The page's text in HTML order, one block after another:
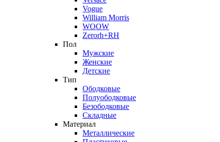
Vogue
William Morris
WOOW
Zerorh+RH
Пол
Мужские
Женские
Детские
Тип
Ободковые
Полуободковые
Безободковые
Складные
Материал
Металлические